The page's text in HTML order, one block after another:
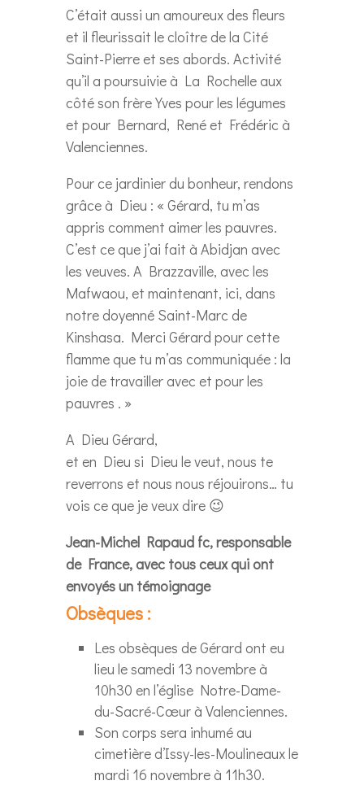
C’était aussi un amoureux des fleurs
et il fleurissait le cloître de la Cité
Saint-Pierre et ses abords. Activité
qu’il a poursuivie à La Rochelle aux
côté son frère Yves pour les légumes
et pour Bernard, René et Frédéric à
Valenciennes.
Pour ce jardinier du bonheur, rendons
grâce à Dieu : « Gérard, tu m’as
appris comment aimer les pauvres.
C’est ce que j’ai fait à Abidjan avec
les veuves. A Brazzaville, avec les
Mafwaou, et maintenant, ici, dans
notre doyenné Saint-Marc de
Kinshasa. Merci Gérard pour cette
flamme que tu m’as communiquée : la
joie de travailler avec et pour les
pauvres . »
A Dieu Gérard,
et en Dieu si Dieu le veut, nous te
reverrons et nous nous réjouirons… tu
vois ce que je veux dire 😉
Jean-Michel Rapaud fc, responsable
de France, avec tous ceux qui ont
envoyés un témoignage
Obsèques :
Les obsèques de Gérard ont eu
lieu le samedi 13 novembre à
10h30 en l’église Notre-Dame-
du-Sacré-Cœur à Valenciennes.
Son corps sera inhumé au
cimetière d’Issy-les-Moulineaux le
mardi 16 novembre à 11h30.